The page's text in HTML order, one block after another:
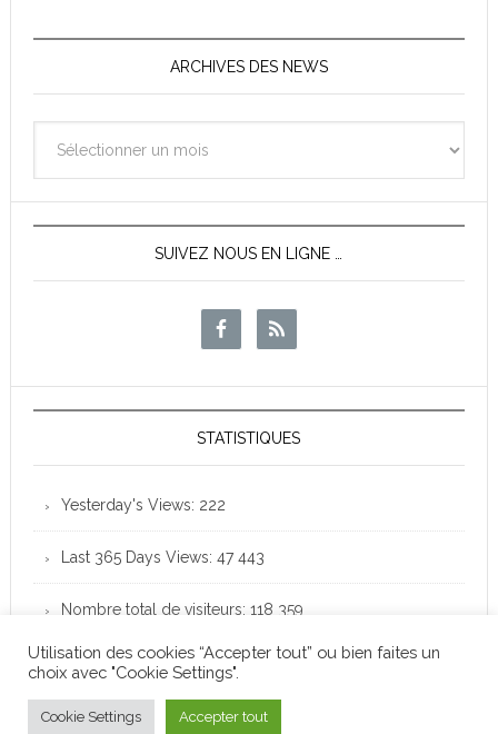
ARCHIVES DES NEWS
des
News
SUIVEZ NOUS EN LIGNE …
STATISTIQUES
Yesterday's Views: 222
Last 365 Days Views: 47 443
Nombre total de visiteurs: 118 359
Club Loisirs Léo Lagrange de Colomiers - Copyright
© 2026 - Mentions légales
Utilisation des cookies “Accepter tout” ou bien faites un
choix avec "Cookie Settings".
Cookie Settings Accepter tout